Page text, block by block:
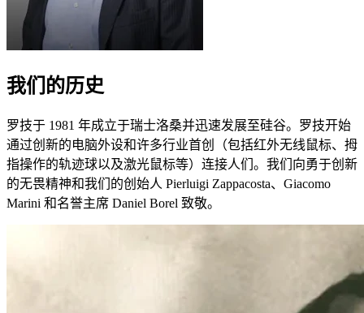
我们的历史
罗技于 1981 年成立于瑞士洛桑并迅速发展至硅谷。罗技开始
通过创新的电脑外设和许多行业首创（包括红外无线鼠标、拇
指操作的轨迹球以及激光鼠标等）连接人们。我们向勇于创新
的无畏精神和我们的创始人 Pierluigi Zappacosta、Giacomo
Marini 和名誉主席 Daniel Borel 致敬。